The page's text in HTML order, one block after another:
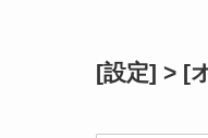
[設定] > [